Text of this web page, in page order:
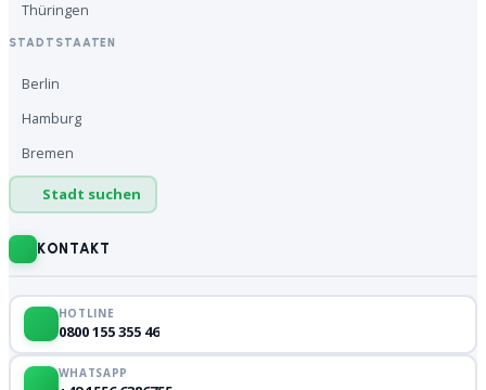
Thüringen
STADTSTAATEN
Berlin
Hamburg
Bremen
Stadt suchen
KONTAKT
HOTLINE
0800 155 355 46
WHATSAPP